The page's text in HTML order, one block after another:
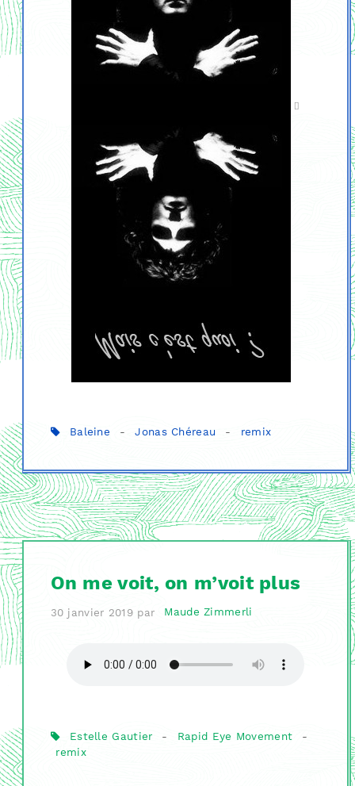
Baleine - Jonas Chéreau - remix
On me voit, on m’voit plus
30 janvier 2019 par Maude Zimmerli
Estelle Gautier - Rapid Eye Movement
-
remix